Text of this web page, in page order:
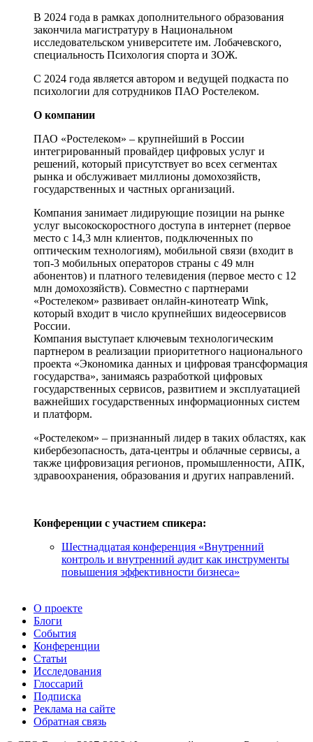
В 2024 года в рамках дополнительного образования
закончила магистратуру в Национальном
исследовательском университете им. Лобачевского,
специальность Психология спорта и ЗОЖ.
С 2024 года является автором и ведущей подкаста по
психологии для сотрудников ПАО Ростелеком.
О компании
ПАО «Ростелеком» – крупнейший в России
интегрированный провайдер цифровых услуг и
решений, который присутствует во всех сегментах
рынка и обслуживает миллионы домохозяйств,
государственных и частных организаций.
Компания занимает лидирующие позиции на рынке
услуг высокоскоростного доступа в интернет (первое
место с 14,3 млн клиентов, подключенных по
оптическим технологиям), мобильной связи (входит в
топ-3 мобильных операторов страны с 49 млн
абонентов) и платного телевидения (первое место с 12
млн домохозяйств). Совместно с партнерами
«Ростелеком» развивает онлайн-кинотеатр Wink,
который входит в число крупнейших видеосервисов
России.
Компания выступает ключевым технологическим
партнером в реализации приоритетного национального
проекта «Экономика данных и цифровая трансформация
государства», занимаясь разработкой цифровых
государственных сервисов, развитием и эксплуатацией
важнейших государственных информационных систем
и платформ.
«Ростелеком» – признанный лидер в таких областях, как
кибербезопасность, дата-центры и облачные сервисы, а
также цифровизация регионов, промышленности, АПК,
здравоохранения, образования и других направлений.
Конференции с участием спикера:
Шестнадцатая конференция «Внутренний
контроль и внутренний аудит как инструменты
повышения эффективности бизнеса»
О проекте
Блоги
События
Конференции
Статьи
Исследования
Глоссарий
Подписка
Реклама на сайте
Обратная связь